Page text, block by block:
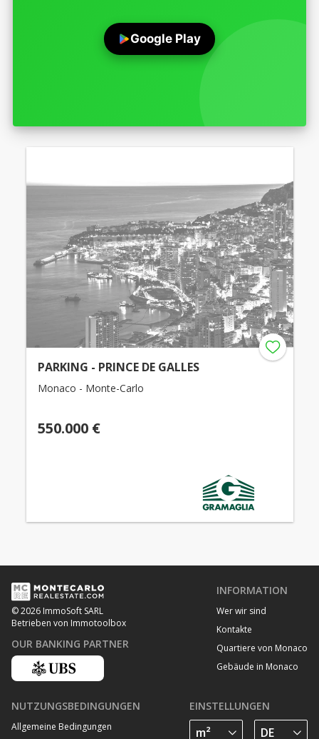
Google Play
PARKING - PRINCE DE GALLES
Monaco - Monte-Carlo
550.000 €
© 2026 ImmoSoft SARL
Betrieben von Immotoolbox
OUR BANKING PARTNER
INFORMATION
Wer wir sind
Kontakte
Quartiere von Monaco
Gebäude in Monaco
NUTZUNGSBEDINGUNGEN
Allgemeine Bedingungen
EINSTELLUNGEN